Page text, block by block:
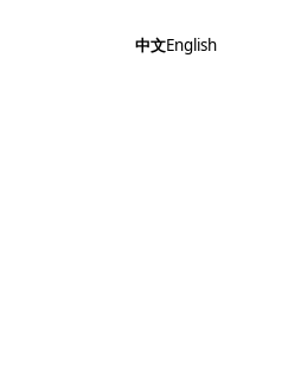
中文English